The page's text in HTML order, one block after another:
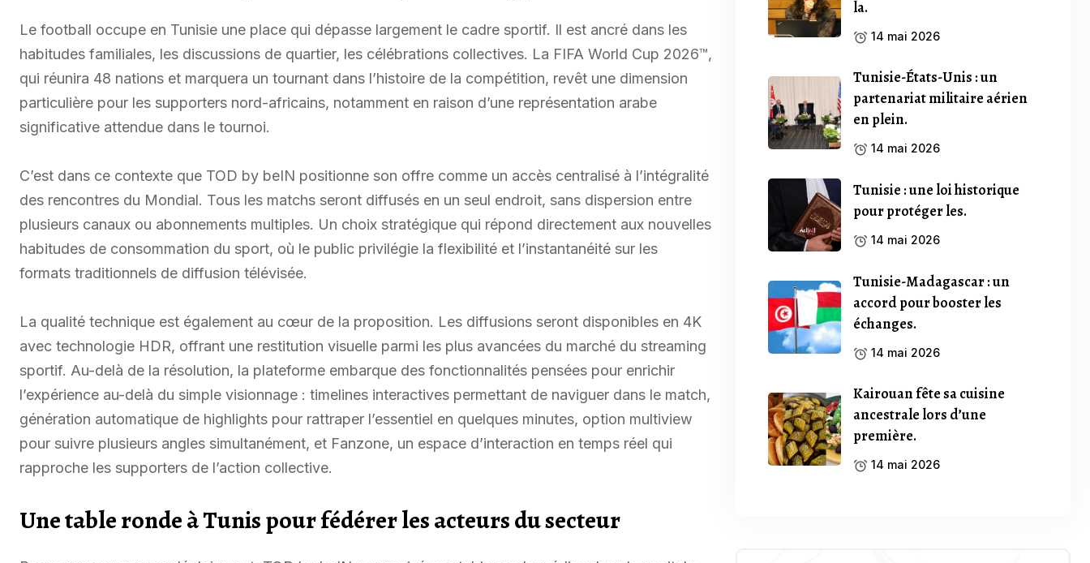
Le football occupe en Tunisie une place qui dépasse largement le cadre sportif. Il est ancré dans les
habitudes familiales, les discussions de quartier, les célébrations collectives. La FIFA World Cup 2026™,
qui réunira 48 nations et marquera un tournant dans l’histoire de la compétition, revêt une dimension
particulière pour les supporters nord-africains, notamment en raison d’une représentation arabe
significative attendue dans le tournoi.
C’est dans ce contexte que TOD by beIN positionne son offre comme un accès centralisé à l’intégralité
des rencontres du Mondial. Tous les matchs seront diffusés en un seul endroit, sans dispersion entre
plusieurs canaux ou abonnements multiples. Un choix stratégique qui répond directement aux nouvelles
habitudes de consommation du sport, où le public privilégie la flexibilité et l’instantanéité sur les
formats traditionnels de diffusion télévisée.
La qualité technique est également au cœur de la proposition. Les diffusions seront disponibles en 4K
avec technologie HDR, offrant une restitution visuelle parmi les plus avancées du marché du streaming
sportif. Au-delà de la résolution, la plateforme embarque des fonctionnalités pensées pour enrichir
l’expérience au-delà du simple visionnage : timelines interactives permettant de naviguer dans le match,
génération automatique de highlights pour rattraper l’essentiel en quelques minutes, option multiview
pour suivre plusieurs angles simultanément, et Fanzone, un espace d’interaction en temps réel qui
rapproche les supporters de l’action collective.
Une table ronde à Tunis pour fédérer les acteurs du secteur
la.
14 mai 2026
Tunisie-États-Unis : un
partenariat militaire aérien
en plein.
14 mai 2026
Tunisie : une loi historique
pour protéger les.
14 mai 2026
Tunisie-Madagascar : un
accord pour booster les
échanges.
14 mai 2026
Kairouan fête sa cuisine
ancestrale lors d’une
première.
14 mai 2026